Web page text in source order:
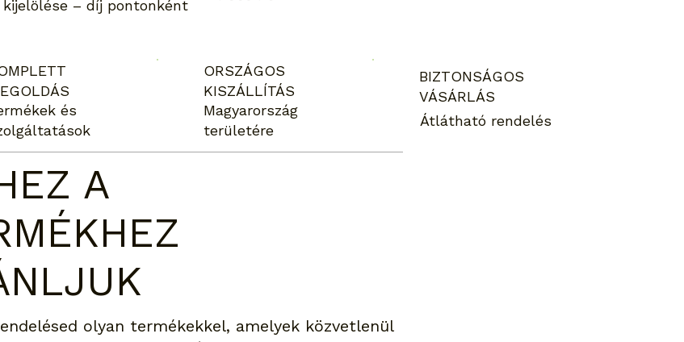
kijelölése – díj pontonként
és
ORSZÁGOS
KISZÁLLÍTÁS
Magyarország
területére
BIZTONSÁGOS
VÁSÁRLÁS
Átlátható rendelés
A
olyan termékekkel, amelyek közvetlenül